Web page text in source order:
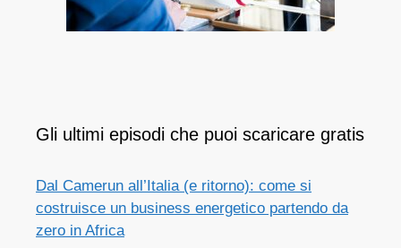
Gli ultimi episodi che puoi scaricare gratis
Dal Camerun all’Italia (e ritorno): come si
costruisce un business energetico partendo da
zero in Africa